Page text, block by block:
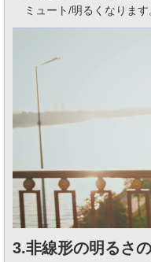
ミュート/明るくなります
3.非線形の明るさ